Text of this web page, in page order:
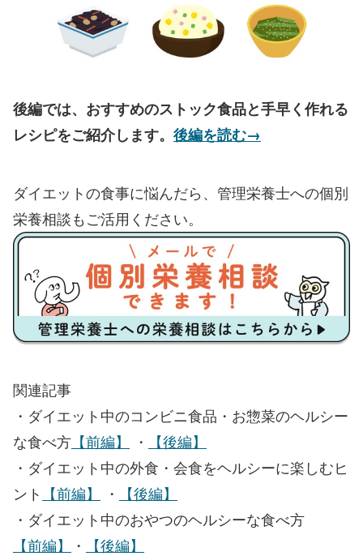
後編では、おすすめのストック食品と手早く作れる
レシピをご紹介します。 後編を読む→
ダイエットの食事に悩んだら、管理栄養士への個別
栄養相談もご活用ください。
関連記事
・ダイエット中のコンビニ食品・お惣菜のヘルシー
な食べ方 【前編】 ・
【後編】
・ダイエット中の外食・会食をヘルシーに楽しむヒ
ント
【前編】 ・
【後編】
・ダイエット中のおやつのヘルシーな食べ方
【前編】
・ 【後編】